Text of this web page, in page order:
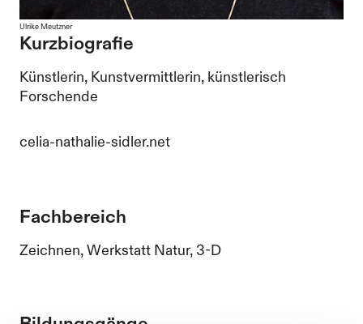
Ulrike Meutzner
Kurzbiografie
Künstlerin, Kunstvermittlerin, künstlerisch
Forschende
celia-nathalie-sidler.net
Fachbereich
Zeichnen, Werkstatt Natur, 3-D